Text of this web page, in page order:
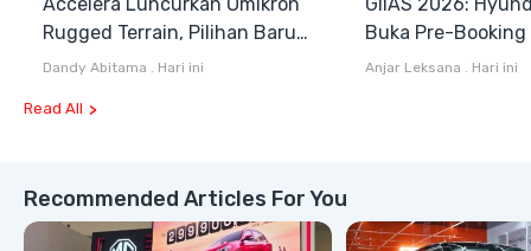
Accelera Luncurkan Omikron
Rugged Terrain, Pilihan Baru
Antara All Terrain dan Mud
Dandy Abitama . Hari ini
GIIAS 2026:
Buka Pre-Booking
Harga Mulai
Anjar Leksana . Hari ini
Read All
Recommended Articles For You